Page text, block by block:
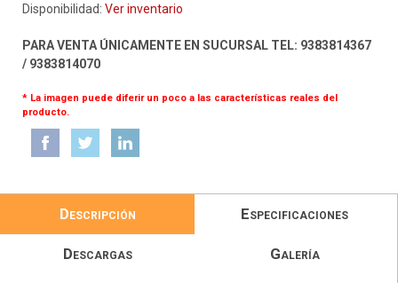
Disponibilidad: Ver inventario
PARA VENTA ÚNICAMENTE EN SUCURSAL TEL: 9383814367
/ 9383814070
* La imagen puede diferir un poco a las características reales del
producto.
Descripción Especificaciones
Descargas Galería